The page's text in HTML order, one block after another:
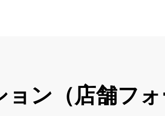
ン（店舗フ